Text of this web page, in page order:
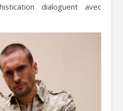
dialoguent avec